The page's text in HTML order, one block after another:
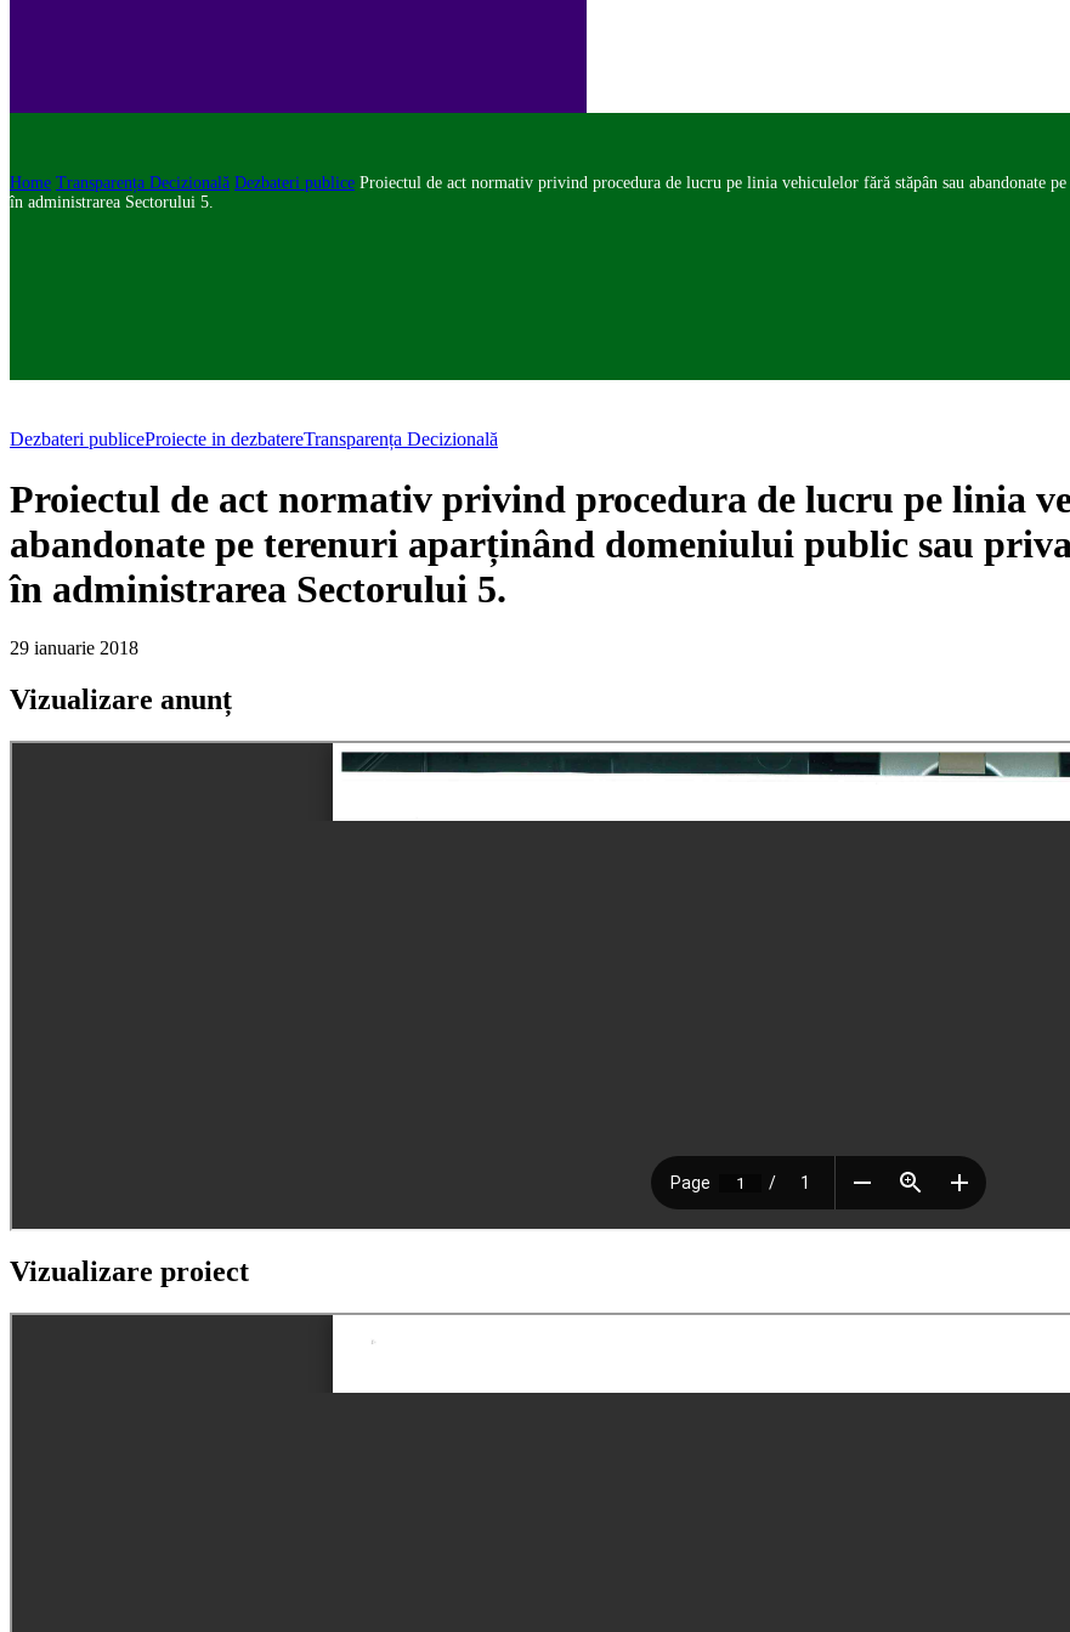
Home Transparența Decizională Dezbateri publice Proiectul de act normativ privind procedura de lucru pe linia vehiculelor fără stăpân sau abandonate
în administrarea Sectorului 5.
Dezbateri publiceProiecte in dezbatereTransparența Decizională
Proiectul de act normativ privind procedura de lucru pe linia
abandonate pe terenuri aparținând domeniului public sau
în administrarea Sectorului 5.
29 ianuarie 2018
Vizualizare anunț
Vizualizare proiect